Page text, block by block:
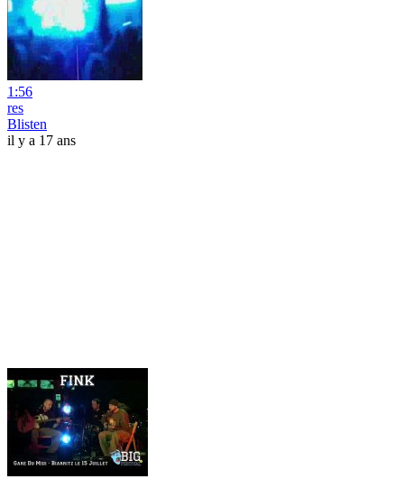
1:56
res
Blisten
il y a 17 ans